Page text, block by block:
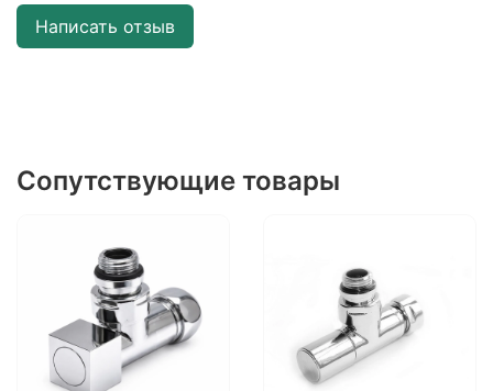
Написать отзыв
Сопутствующие товары